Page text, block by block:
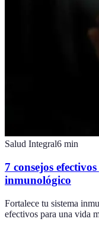
Salud Integral6 min
7 consejos
inmunológico
Fortalece tu sistema
efectivos para una vida